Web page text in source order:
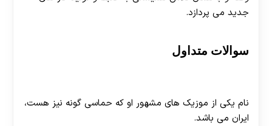
جدید می پردازد.
سوالات متداول
نام یکی از موزیک های مشهور او که حماسی گونه نیز هست،
ایران می باشد.